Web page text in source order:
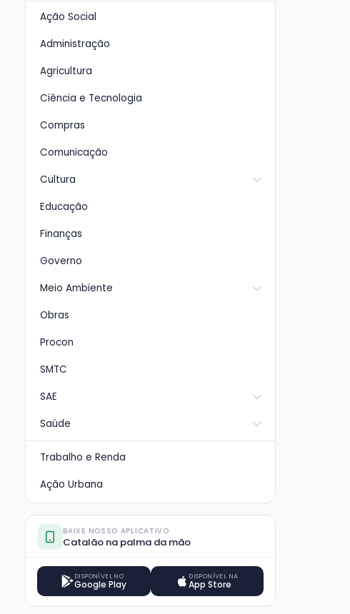
Ação Social
Administração
Agricultura
Ciência e Tecnologia
Compras
Comunicação
Cultura
Educação
Finanças
Governo
Meio Ambiente
Obras
Procon
SMTC
SAE
Saúde
Trabalho e Renda
Ação Urbana
BAIXE NOSSO APLICATIVO
Catalão na palma da mão
DISPONÍVEL NO
Google Play
DISPONÍVEL NA
App Store